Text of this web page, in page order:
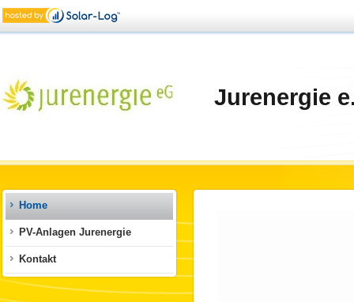
Jurenergie
Home
PV-Anlagen Jurenergie
Kontakt